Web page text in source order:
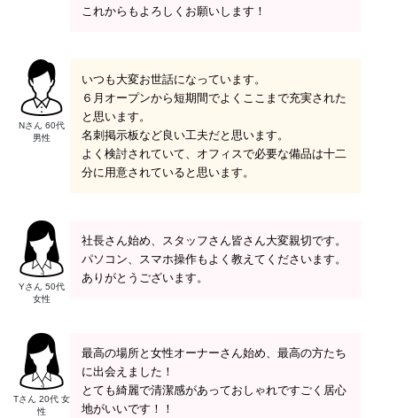
これからもよろしくお願いします！
Nさん 60代
男性
いつも大変お世話になっています。
６月オープンから短期間でよくここまで充実された
と思います。
名刺掲示板など良い工夫だと思います。
よく検討されていて、オフィスで必要な備品は十二
分に用意されていると思います。
Yさん 50代
女性
社長さん始め、スタッフさん皆さん大変親切です。
パソコン、スマホ操作もよく教えてくださいます。
ありがとうございます。
Tさん 20代 女
性
最高の場所と女性オーナーさん始め、最高の方たち
に出会えました！
とても綺麗で清潔感があっておしゃれですごく居心
地がいいです！！